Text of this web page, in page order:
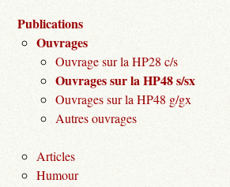
Publications
Ouvrages
Ouvrage sur la HP28 c/s
Ouvrages sur la HP48 s/sx
Ouvrages sur la HP48 g/gx
Autres ouvrages
Articles
Humour